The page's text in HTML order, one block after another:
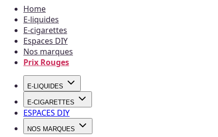
Home
E-liquides
E-cigarettes
Espaces DIY
Nos marques
Prix Rouges
E-LIQUIDES
E-CIGARETTES
ESPACES DIY
NOS MARQUES